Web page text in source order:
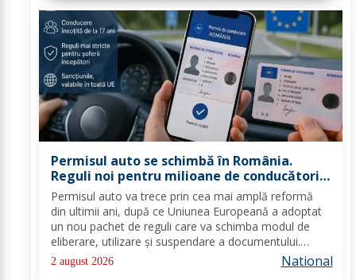
Permisul auto se schimbă în România.
Reguli noi pentru milioane de conducători
auto
Permisul auto va trece prin cea mai amplă reformă
din ultimii ani, după ce Uniunea Europeană a adoptat
un nou pachet de reguli care va schimba modul de
eliberare, utilizare și suspendare a documentului.
România va trebui să transpună noile prevederi în
legislația națională până în 2028, iar cele...
2 august 2026 National